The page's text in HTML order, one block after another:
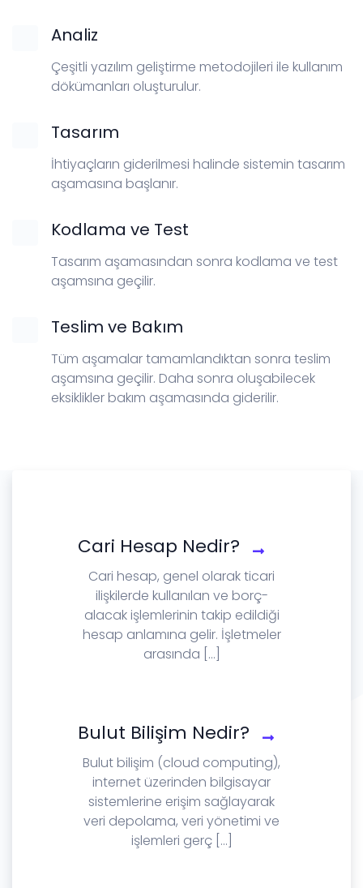
Analiz
Çeşitli yazılım geliştirme metodojileri ile kullanım
dökümanları oluşturulur.
Tasarım
İhtiyaçların giderilmesi halinde sistemin tasarım
aşamasına başlanır.
Kodlama ve Test
Tasarım aşamasından sonra kodlama ve test
aşamsına geçilir.
Teslim ve Bakım
Tüm aşamalar tamamlandıktan sonra teslim
aşamsına geçilir. Daha sonra oluşabilecek
eksiklikler bakım aşamasında giderilir.
Cari Hesap Nedir?
Cari hesap, genel olarak ticari
ilişkilerde kullanılan ve borç-
alacak işlemlerinin takip edildiği
hesap anlamına gelir. İşletmeler
arasında [...]
Bulut Bilişim Nedir?
Bulut bilişim (cloud computing),
internet üzerinden bilgisayar
sistemlerine erişim sağlayarak
veri depolama, veri yönetimi ve
işlemleri gerç [...]